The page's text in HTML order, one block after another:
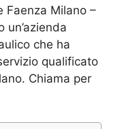
Faenza Milano –
un’azienda
che ha
qualificato
Chiama per